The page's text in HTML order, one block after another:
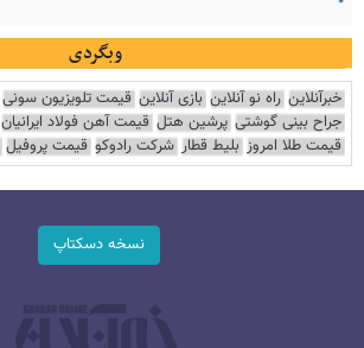
وبگردی
خبرآنلاین راه نو آنلاین بازی آنلاین قیمت تلویزیون سونی
جراح بینی گوشتی پرشین هتل قیمت آهن فولاد ایرانیان
قیمت طلا امروز بلیط قطار شرکت رادوکو قیمت پروفیل
نسخه دسکتاپ